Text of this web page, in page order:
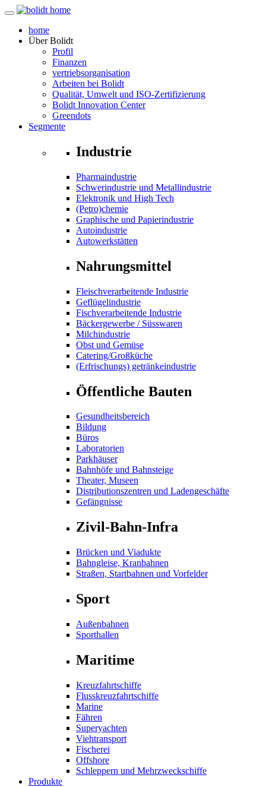
home
ÜberBolidt
Profil
Finanzen
vertriebsorganisation
Arbeiten bei Bolidt
Qualität, Umwelt und ISO-Zertifizierung
Bolidt Innovation Center
Greendots
Segmente
Industrie
Pharmaindustrie
Schwerindustrie und Metallindustrie
Elektronik und High Tech
(Petro)chemie
Graphische und Papierindustrie
Autoindustrie
Autowerkstätten
Nahrungsmittel
Fleischverarbeitende Industrie
Geflügelindustrie
Fischverarbeitende Industrie
Bäckergewerbe / Süsswaren
Milchindustrie
Obst und Gemüse
Catering/Großküche
(Erfrischungs) getränkeindustrie
Öffentliche Bauten
Gesundheitsbereich
Bildung
Büros
Laboratorien
Parkhäuser
Bahnhöfe und Bahnsteige
Theater, Museen
Distributionszentren und Ladengeschäfte
Gefängnisse
Zivil-Bahn-Infra
Brücken und Viadukte
Bahngleise, Kranbahnen
Straßen, Startbahnen und Vorfelder
Sport
Außenbahnen
Sporthallen
Maritime
Kreuzfahrtschiffe
Flusskreuzfahrtschiffe
Marine
Fähren
Superyachten
Viehtransport
Fischerei
Offshore
Schleppern und Mehrzweckschiffe
Produkte